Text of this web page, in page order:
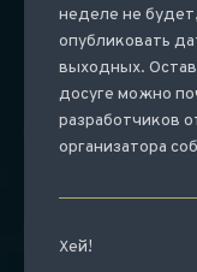
неделе не
опубликовать
выходных.
досуге можно
разработчиков
организатора
Хей!